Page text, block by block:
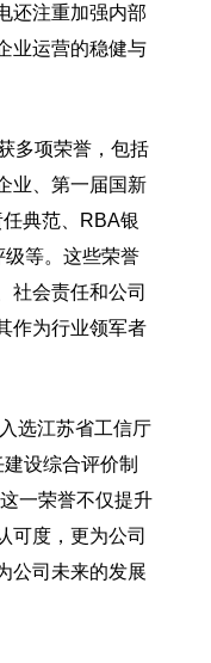
还注重加强内部
业运营的稳健与
多项荣誉，包括
业、第一届国新
典范、 RBA银
级等。这些荣誉
社会责任和公司
作为行业领军者
选江苏省工信厅
设综合评价制
一荣誉不仅提升
可度，更为公司
公司未来的发展